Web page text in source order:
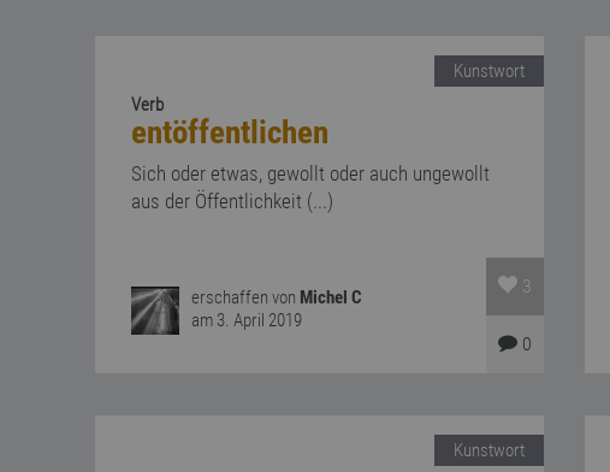
Kunstwort
Verb
entöffentlichen
Sich oder etwas, gewollt oder auch ungewollt
aus der Öffentlichkeit (...)
erschaffen von Michel C
am 3. April 2019
3
0
Kunstwort